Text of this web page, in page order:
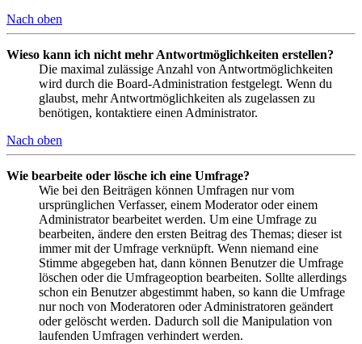
Nach oben
Wieso kann ich nicht mehr Antwortmöglichkeiten erstellen?
Die maximal zulässige Anzahl von Antwortmöglichkeiten
wird durch die Board-Administration festgelegt. Wenn du
glaubst, mehr Antwortmöglichkeiten als zugelassen zu
benötigen, kontaktiere einen Administrator.
Nach oben
Wie bearbeite oder lösche ich eine Umfrage?
Wie bei den Beiträgen können Umfragen nur vom
ursprünglichen Verfasser, einem Moderator oder einem
Administrator bearbeitet werden. Um eine Umfrage zu
bearbeiten, ändere den ersten Beitrag des Themas; dieser ist
immer mit der Umfrage verknüpft. Wenn niemand eine
Stimme abgegeben hat, dann können Benutzer die Umfrage
löschen oder die Umfrageoption bearbeiten. Sollte allerdings
schon ein Benutzer abgestimmt haben, so kann die Umfrage
nur noch von Moderatoren oder Administratoren geändert
oder gelöscht werden. Dadurch soll die Manipulation von
laufenden Umfragen verhindert werden.